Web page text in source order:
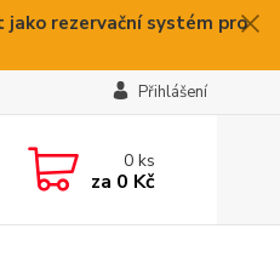
jako rezervační systém pro
Přihlášení
0ks
za 0 Kč